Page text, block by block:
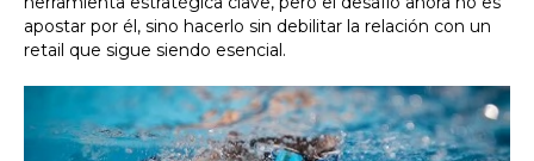
apostar por él, sino hacerlo sin debilitar la relación con un
retail que sigue siendo esencial.